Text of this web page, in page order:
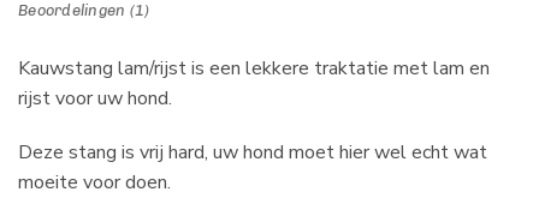
Beoordelingen (1)
Kauwstang lam/rijst is een lekkere traktatie met lam en
rijst voor uw hond.
Deze stang is vrij hard, uw hond moet hier wel echt wat
moeite voor doen.